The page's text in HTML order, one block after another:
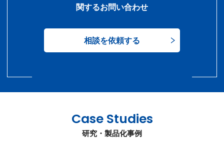
関するお問い合わせ
相談を依頼する
Case Studies
研究・製品化事例